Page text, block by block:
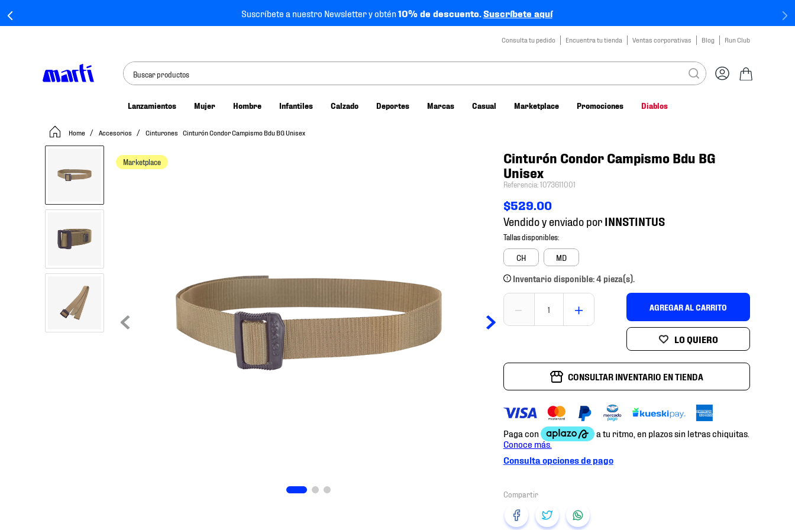
Suscríbete a nuestro Newsletter y obtén10% de descuento.Suscríbete aquí
Consulta tu pedido Encuentra tu tienda Ventas corporativas Blog Run Club
Buscar productos
Lanzamientos Mujer Hombre Infantiles Calzado Deportes Marcas Casual Marketplace Promociones Diablos
Accesorios Cinturones Cinturón Condor Campismo Bdu BG Unisex
Marketplace
Cinturón Condor Campismo Bdu BG
Unisex
Referencia:1073611001
$529.00
Vendido y enviado por
CH MD
Inventario disponible: 4 pieza(s).
＋
－ AGREGAR AL CARRITO
CONSULTAR INVENTARIO EN TIENDA
Consulta opciones de pago
tenis mujer